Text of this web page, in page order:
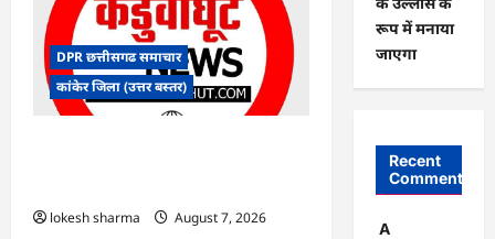
ग्राम
पंचायत
भैंसासुर
में
नवीन
आधार
केंद्र
DPR छत्तीसगढ समाचार
कांकेर जिला (उत्तर बस्तर)
lokesh sharma
August 7, 2026
रूप में मनाया
जाएगा
Recent
Comments
A